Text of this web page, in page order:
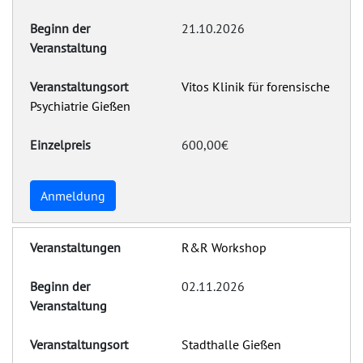
21.10.2026
Vitos Klinik für forensische
Psychiatrie Gießen
600,00€
Anmeldung
R&R Workshop
02.11.2026
Stadthalle Gießen